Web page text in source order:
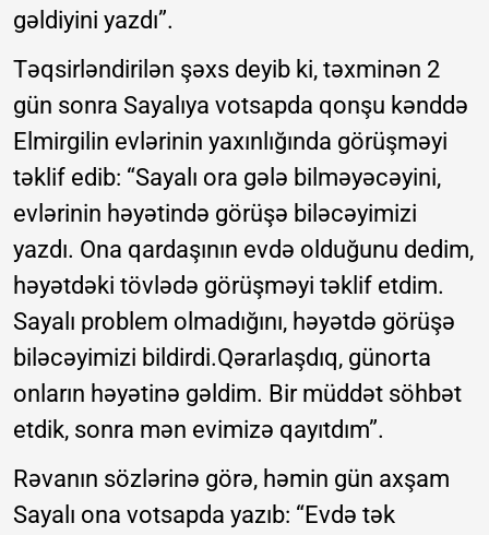
gəldiyini yazdı”.
Təqsirləndirilən şəxs deyib ki, təxminən 2
gün sonra Sayalıya votsapda qonşu kənddə
Elmirgilin evlərinin yaxınlığında görüşməyi
təklif edib: “Sayalı ora gələ bilməyəcəyini,
evlərinin həyətində görüşə biləcəyimizi
yazdı. Ona qardaşının evdə olduğunu dedim,
həyətdəki tövlədə görüşməyi təklif etdim.
Sayalı problem olmadığını, həyətdə görüşə
biləcəyimizi bildirdi.Qərarlaşdıq, günorta
onların həyətinə gəldim. Bir müddət söhbət
etdik, sonra mən evimizə qayıtdım”.
Rəvanın sözlərinə görə, həmin gün axşam
Sayalı ona votsapda yazıb: “Evdə tək